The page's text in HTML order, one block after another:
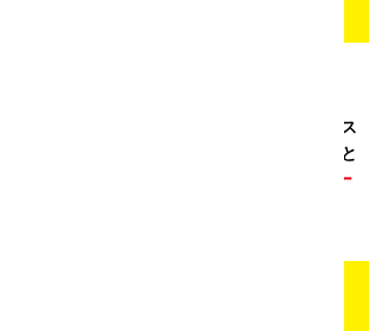
。ガソリンス
タンドや整備工場の既存インフラを活用すること
リー